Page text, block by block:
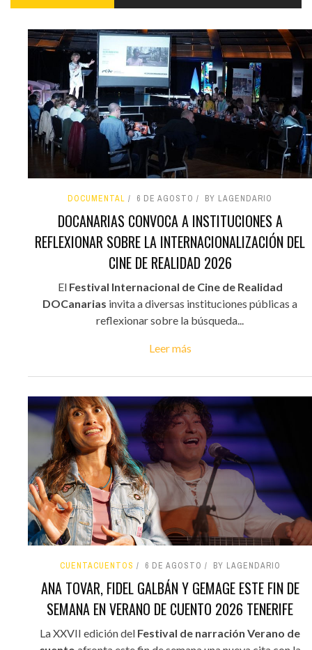
DOCUMENTAL 6 DE AGOSTO BY LAGENDARIO
DOCANARIAS CONVOCA A INSTITUCIONES A
REFLEXIONAR SOBRE LA INTERNACIONALIZACIÓN DEL
CINE DE REALIDAD 2026
El Festival Internacional de Cine de Realidad
DOCanarias invita a diversas instituciones públicas a
reflexionar sobre la búsqueda...
Leer más
CUENTACUENTOS 6 DE AGOSTO BY LAGENDARIO
ANA TOVAR, FIDEL GALBÁN Y GEMAGE ESTE FIN DE
SEMANA EN VERANO DE CUENTO 2026 TENERIFE
La XXVII edición del Festival de narración Verano de